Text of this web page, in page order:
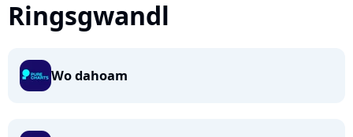
Ringsgwandl
Wo dahoam